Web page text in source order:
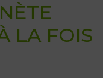
LA FOIS